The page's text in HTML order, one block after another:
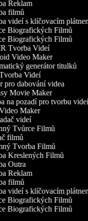
Reklam
filmů
videí s klíčovacím
Biografických Filmů
Biografických Filmů
Tvorba Videí
Video Maker
generátor titulků
Videí
pro dabování videa
Movie Maker
na pozadí pro tvorbu videí
Maker
videí
Tvůrce Filmů
filmů
Tvorba Filmů
Kreslených Filmů
Outra
Reklam
filmů
videí s klíčovacím
Biografických Filmů
Biografických Filmů